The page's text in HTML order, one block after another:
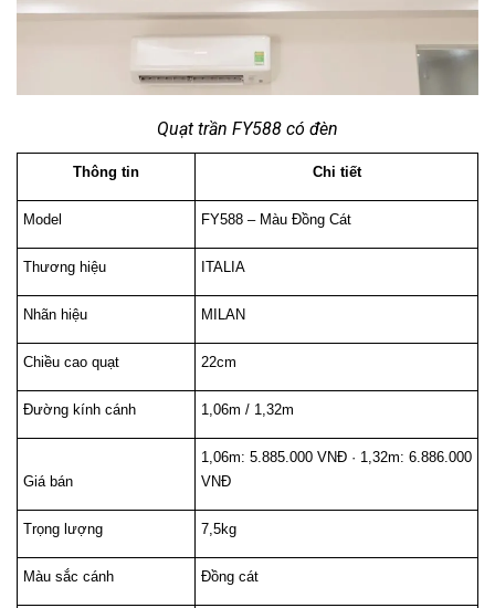
Quạt trần FY588 có đèn
Thông tin Chi tiết
Model FY588 – Màu Đồng Cát
Thương hiệu ITALIA
Nhãn hiệu MILAN
Chiều cao quạt 22cm
Đường kính cánh 1,06m / 1,32m
Giá bán
1,06m: 5.885.000 VNĐ · 1,32m: 6.886.000
VNĐ
Trọng lượng 7,5kg
Màu sắc cánh Đồng cát